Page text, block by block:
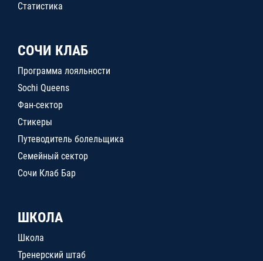
Статистика
СОЧИ КЛАБ
Программа лояльности
Sochi Queens
Фан-сектор
Стикеры
Путеводитель болельщика
Семейный сектор
Сочи Клаб Бар
ШКОЛА
Школа
Тренерский штаб